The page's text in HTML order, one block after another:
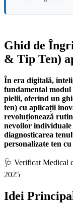
Ghid de
& Tip Ten)
În era digitală,
fundamental modul
pielii, oferind un
ten) cu aplicații
revoluționează
nevoilor individuale
diagnosticarea
personalizate ten
🩺 Verificat Medical
2025
Idei